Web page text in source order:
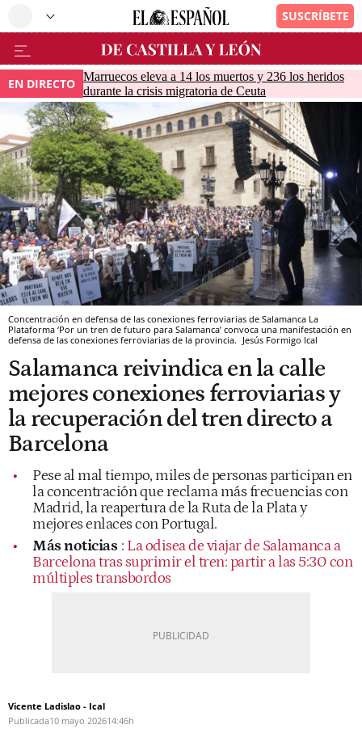
EN DIRECTO Marruecos eleva a 14 los muertos y 236 los heridos
durante la crisis migratoria de Ceuta
Concentración en defensa de las conexiones ferroviarias de Salamanca La
Plataforma ‘Por un tren de futuro para Salamanca’ convoca una manifestación en
defensa de las conexiones ferroviarias de la provincia. Jesús Formigo Ical
Salamanca reivindica en la calle
mejores conexiones ferroviarias y
la recuperación del tren directo a
Barcelona
Pese al mal tiempo, miles de personas participan en
la concentración que reclama más frecuencias con
Madrid, la reapertura de la Ruta de la Plata y
mejores enlaces con Portugal.
Más noticias : La odisea de viajar de Salamanca a
Barcelona tras suprimir el tren: partir a las 5:30 con
múltiples transbordos
Vicente Ladislao - Ical
Publicada10 mayo 202614:46h